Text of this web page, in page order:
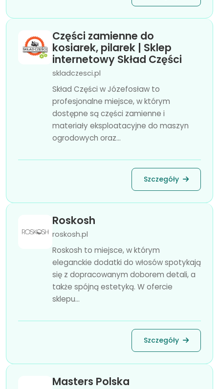
Części zamienne do
kosiarek, pilarek | Sklep
internetowy Skład Części
skladczesci.pl
Skład Części w Józefosław to
profesjonalne miejsce, w którym
dostępne są części zamienne i
materiały eksploatacyjne do maszyn
ogrodowych oraz...
Szczegóły
Roskosh
roskosh.pl
Roskosh to miejsce, w którym
eleganckie dodatki do włosów spotykają
się z dopracowanym doborem detali, a
także spójną estetyką. W ofercie
sklepu...
Szczegóły
Masters Polska